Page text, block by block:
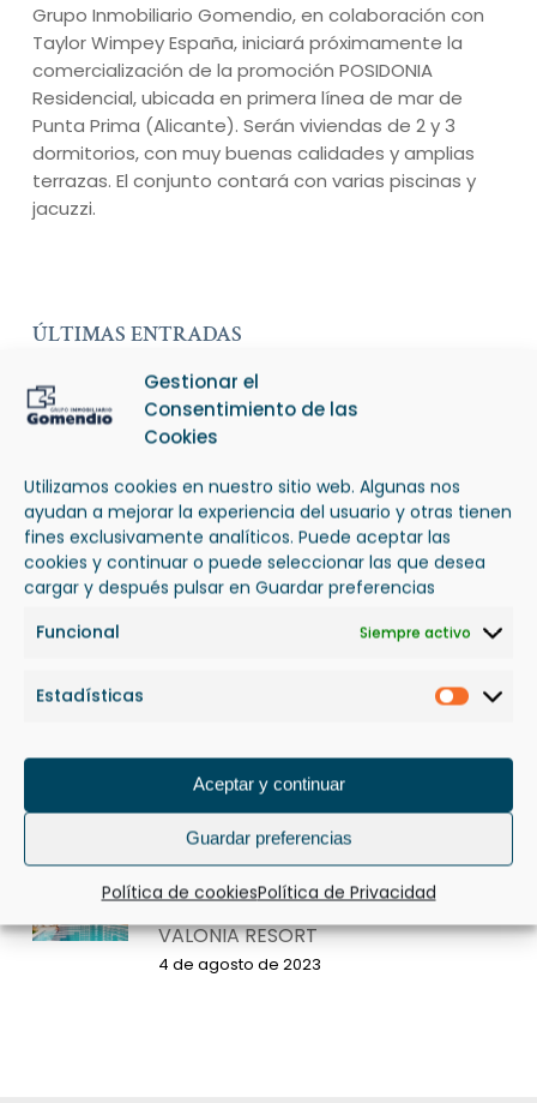
Gestionar el
Consentimiento de las
Cookies
Utilizamos cookies en nuestro sitio web. Algunas nos
ayudan a mejorar la experiencia del usuario y otras tienen
fines exclusivamente analíticos. Puede aceptar las
cookies y continuar o puede seleccionar las que desea
cargar y después pulsar en Guardar preferencias
Funcional
Siempre activo
Estadísticas
Aceptar y continuar
Guardar preferencias
Política de cookiesPolítica de Privacidad
Grupo Inmobiliario Gomendio, en colaboración con
Taylor Wimpey España, iniciará próximamente la
comercialización de la promoción POSIDONIA
Residencial, ubicada en primera línea de mar de
Punta Prima (Alicante). Serán viviendas de 2 y 3
dormitorios, con muy buenas calidades y amplias
terrazas. El conjunto contará con varias piscinas y
jacuzzi.
ÚLTIMAS ENTRADAS
Los precios y su evolución en la
provincia alicantina
9 de septiembre de 2024
Oficinas DISPONIBLES para
ALQUILER
12 de marzo de 2024
Próxima promoción PLATEA
Start of delivery of the TERRAZAS
DEL OLIVAR II development
25 de septiembre de 2023
Inicio de obra de la primera fase de
VALONIA RESORT
4 de agosto de 2023